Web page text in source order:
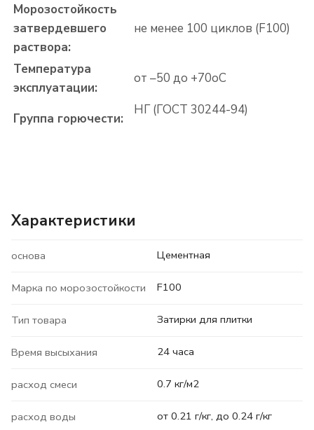
Морозостойкость
затвердевшего
раствора:
не менее 100 циклов (F100)
Температура
эксплуатации:
от –50 до +70oС
Группа горючести:
НГ (ГОСТ 30244-94)
Характеристики
основа Цементная
Марка по морозостойкости F100
Тип товара Затирки для плитки
Время высыхания 24 часа
расход смеси 0.7 кг/м2
расход воды от 0.21 г/кг, до 0.24 г/кг